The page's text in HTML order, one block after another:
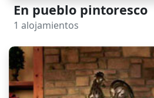
En pueblo pintoresco
1 alojamientos